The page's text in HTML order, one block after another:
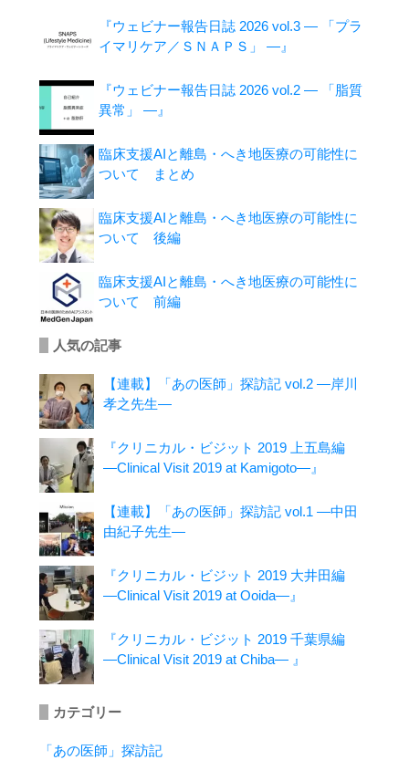
『ウェビナー報告日誌 2026 vol.3 ― 「プラ
イマリケア／ＳＮＡＰＳ」 ―』
『ウェビナー報告日誌 2026 vol.2 ― 「脂質
異常」 ―』
臨床支援AIと離島・へき地医療の可能性に
ついて まとめ
臨床支援AIと離島・へき地医療の可能性に
ついて 後編
臨床支援AIと離島・へき地医療の可能性に
ついて 前編
人気の記事
【連載】「あの医師」探訪記 vol.2 ―岸川
孝之先生―
『クリニカル・ビジット 2019 上五島編
―Clinical Visit 2019 at Kamigoto―』
【連載】「あの医師」探訪記 vol.1 ―中田
由紀子先生―
『クリニカル・ビジット 2019 大井田編
―Clinical Visit 2019 at Ooida―』
『クリニカル・ビジット 2019 千葉県編
―Clinical Visit 2019 at Chiba― 』
カテゴリー
「あの医師」探訪記